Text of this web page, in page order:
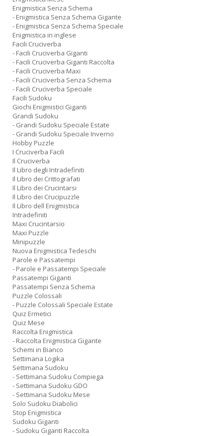
Enigmistica Senza Schema
- Enigmistica Senza Schema Gigante
- Enigmistica Senza Schema Speciale
Enigmistica in inglese
Facili Cruciverba
- Facili Cruciverba Giganti
- Facili Cruciverba Giganti Raccolta
- Facili Cruciverba Maxi
- Facili Cruciverba Senza Schema
- Facili Cruciverba Speciale
Facili Sudoku
Giochi Enigmistici Giganti
Grandi Sudoku
- Grandi Sudoku Speciale Estate
- Grandi Sudoku Speciale Inverno
Hobby Puzzle
I Cruciverba Facili
Il Cruciverba
Il Libro degli Intradefiniti
Il Libro dei Crittografati
Il Libro dei Crucintarsi
Il Libro dei Crucipuzzle
Il Libro dell Enigmistica
Intradefiniti
Maxi Crucintarsio
Maxi Puzzle
Minipuzzle
Nuova Enigmistica Tedeschi
Parole e Passatempi
- Parole e Passatempi Speciale
Passatempi Giganti
Passatempi Senza Schema
Puzzle Colossali
- Puzzle Colossali Speciale Estate
Quiz Ermetici
Quiz Mese
Raccolta Enigmistica
- Raccolta Enigmistica Gigante
Schemi in Bianco
Settimana Logika
Settimana Sudoku
- Settimana Sudoku Compiega
- Settimana Sudoku GDO
- Settimana Sudoku Mese
Solo Sudoku Diabolici
Stop Enigmistica
Sudoku Giganti
- Sudoku Giganti Raccolta